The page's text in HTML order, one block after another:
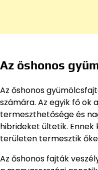
Az őshonos
Az őshonos
számára. Az egyik fő ok
termeszthetősége és
hibrideket ültetik.
területen termesztik
Az őshonos fajták